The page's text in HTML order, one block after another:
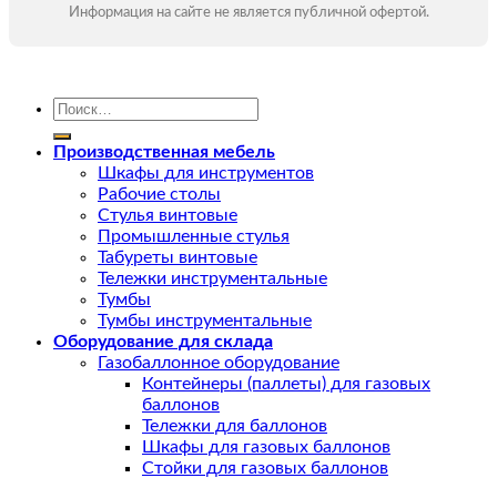
Информация на сайте не является публичной офертой.
Искать:
Производственная мебель
Шкафы для инструментов
Рабочие столы
Стулья винтовые
Промышленные стулья
Табуреты винтовые
Тележки инструментальные
Тумбы
Тумбы инструментальные
Оборудование для склада
Газобаллонное оборудование
Контейнеры (паллеты) для газовых
баллонов
Тележки для баллонов
Шкафы для газовых баллонов
Стойки для газовых баллонов